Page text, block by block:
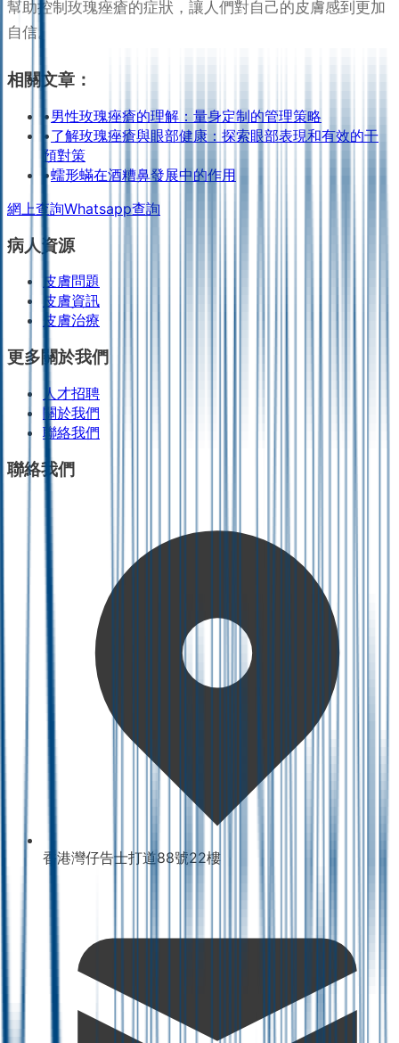
幫助控制玫瑰痤瘡的症狀，讓人們對自己的皮膚感到更加
自信。
相關文章：
•男性玫瑰痤瘡的理解：量身定制的管理策略
•了解玫瑰痤瘡與眼部健康：探索眼部表現和有效的干
預對策
•蠕形蟎在酒糟鼻發展中的作用
網上查詢Whatsapp查詢
病人資源
皮膚問題
皮膚資訊
皮膚治療
更多關於我們
人才招聘
關於我們
聯絡我們
聯絡我們
香港灣仔告士打道88號22樓